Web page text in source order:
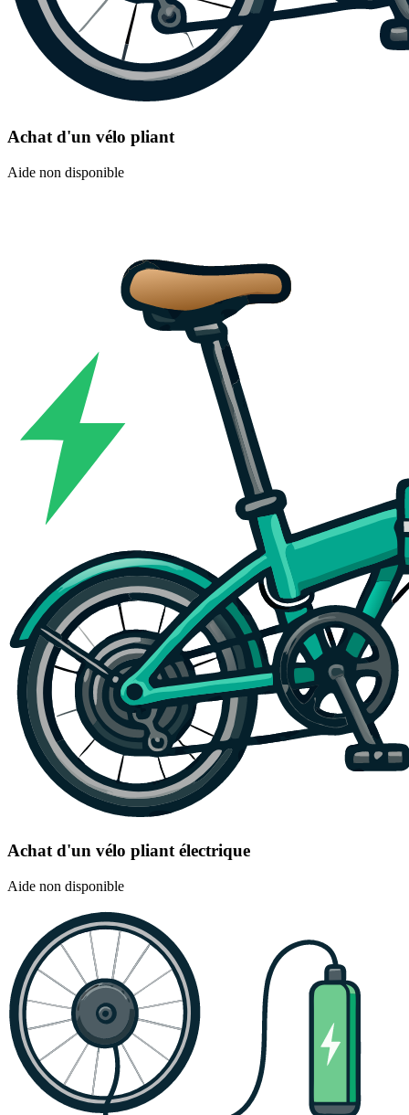
Achat d'un vélo pliant
Aide non disponible
Achat d'un vélo pliant électrique
Aide non disponible